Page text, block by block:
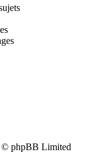
phpBB Limited